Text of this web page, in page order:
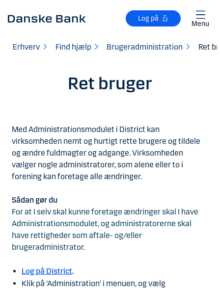
Log på
Menu
Erhverv Find hjælp Brugeradministration Ret
Ret bruger
Med Administrationsmodulet i District kan
virksomheden nemt og hurtigt rette brugere og tildele
og ændre fuldmagter og adgange. Virksomheden
vælger nogle administratorer, som alene eller to i
forening kan foretage alle ændringer.
Sådan gør du
For at I selv skal kunne foretage ændringer skal I have
Administrationsmodulet, og administratorerne skal
have rettigheder som aftale- og/eller
brugeradministrator.
Log på District.
Klik på 'Administration' i menuen, og vælg